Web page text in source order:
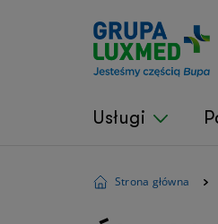
Usługi
Strona główna